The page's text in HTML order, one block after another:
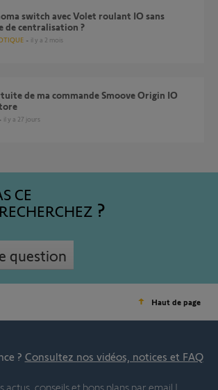
de centralisation ?
il y a 2 mois
il y a 27 jours
CE
question
Haut de page
? Consultez nos vidéos, notices et FAQ
actus, conseils et bons plans par email !